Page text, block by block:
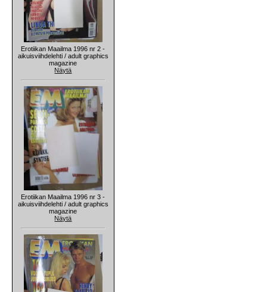
Erotiikan Maailma 1996 nr 2 -
aikuisviihdelehti / adult graphics
magazine
Näytä
Erotiikan Maailma 1996 nr 3 -
aikuisviihdelehti / adult graphics
magazine
Näytä